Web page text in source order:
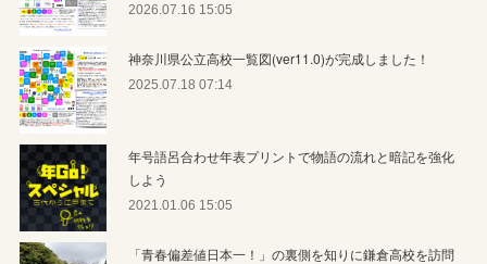
2026.07.16 15:05
神奈川県公立高校一覧図(ver11.0)が完成しました！
2025.07.18 07:14
年号語呂合わせ年表プリントで物語の流れと暗記を強化
しよう
2021.01.06 15:05
「青春偏差値日本一！」の裏側を知りに鎌倉高校を訪問